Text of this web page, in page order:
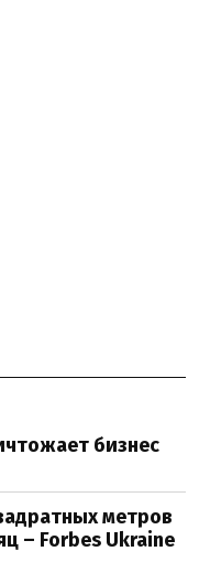
бизнес
метров
– Forbes Ukraine